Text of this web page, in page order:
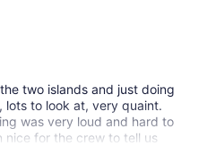
two islands and just doing
lots to look at, very quaint.
was very loud and hard to
nice for the crew to tell us